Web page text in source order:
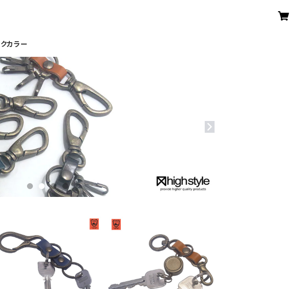
カラー